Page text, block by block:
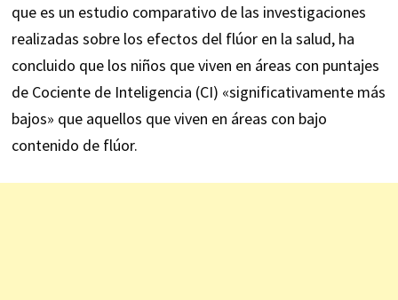
que es un estudio comparativo de las investigaciones
realizadas sobre los efectos del flúor en la salud, ha
concluido que los niños que viven en áreas con puntajes
de Cociente de Inteligencia (CI) «significativamente más
bajos» que aquellos que viven en áreas con bajo
contenido de flúor.